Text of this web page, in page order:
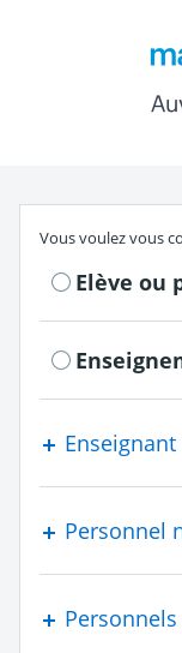
Vous voulez vous
Elève ou
Enseignant
Personnel